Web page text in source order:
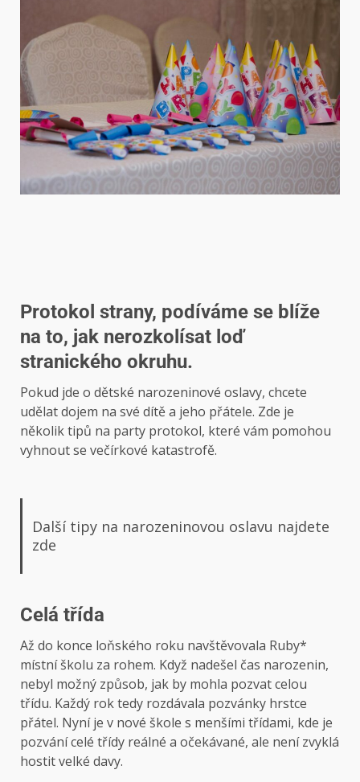
Protokol strany, podíváme se blíže
na to, jak nerozkolísat loď
stranického okruhu.
Pokud jde o dětské narozeninové oslavy, chcete
udělat dojem na své dítě a jeho přátele. Zde je
několik tipů na party protokol, které vám pomohou
vyhnout se večírkové katastrofě.
Další tipy na narozeninovou oslavu najdete
zde
Celá třída
Až do konce loňského roku navštěvovala Ruby*
místní školu za rohem. Když nadešel čas narozenin,
nebyl možný způsob, jak by mohla pozvat celou
třídu. Každý rok tedy rozdávala pozvánky hrstce
přátel. Nyní je v nové škole s menšími třídami, kde je
pozvání celé třídy reálné a očekávané, ale není zvyklá
hostit velké davy.